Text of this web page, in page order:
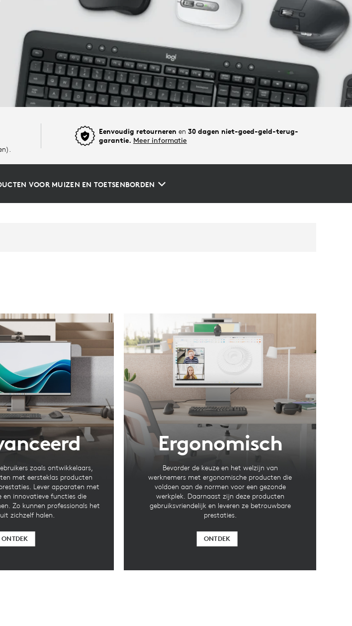
Eenvoudig retourneren en 30 dagen niet-goed-geld-terug-
garantie. Meer informatie
VOOR MUIZEN EN TOETSENBORDEN
zoals ontwikkelaars,
met eersteklas producten
Lever apparaten met
en innovatieve functies die
Zo kunnen professionals het
zichzelf halen.
ONTDEK
Ergonomisch
Bevorder de keuze en het welzijn van
werknemers met ergonomische producten die
voldoen aan de normen voor een gezonde
werkplek. Daarnaast zijn deze producten
gebruiksvriendelijk en leveren ze betrouwbare
prestaties.
ONTDEK